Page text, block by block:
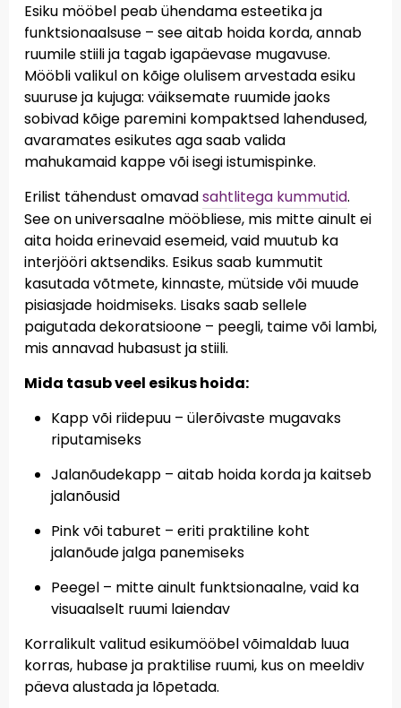
Esiku mööbel peab ühendama esteetika ja
funktsionaalsuse – see aitab hoida korda, annab
ruumile stiili ja tagab igapäevase mugavuse.
Mööbli valikul on kõige olulisem arvestada esiku
suuruse ja kujuga: väiksemate ruumide jaoks
sobivad kõige paremini kompaktsed lahendused,
avaramates esikutes aga saab valida
mahukamaid kappe või isegi istumispinke.
Erilist tähendust omavadsahtlitega kummutid.
See on universaalne mööbliese, mis mitte ainult ei
aita hoida erinevaid esemeid, vaid muutub ka
interjööri aktsendiks. Esikus saab kummutit
kasutada võtmete, kinnaste, mütside või muude
pisiasjade hoidmiseks. Lisaks saab sellele
paigutada dekoratsioone – peegli, taime või lambi,
mis annavad hubasust ja stiili.
Mida tasub veel esikus hoida:
Kapp või riidepuu – ülerõivaste mugavaks
riputamiseks
Jalanõudekapp – aitab hoida korda ja kaitseb
jalanõusid
Pink või taburet – eriti praktiline koht
jalanõude jalga panemiseks
Peegel – mitte ainult funktsionaalne, vaid ka
visuaalselt ruumi laiendav
Korralikult valitud esikumööbel võimaldab luua
korras, hubase ja praktilise ruumi, kus on meeldiv
päeva alustada ja lõpetada.